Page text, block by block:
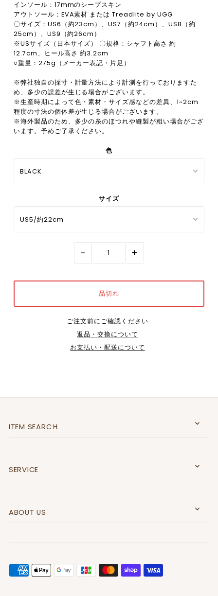
インソール：17mmのシープスキン
アウトソール：EVA素材 または Treadlite by UGG
〇サイズ：US6（約23cm）、US7（約24cm）、US8（約
25cm）、US9（約26cm）
※USサイズ（日本サイズ） 〇規格：シャフト高さ 約
12.7cm、ヒール高さ 約3.2cm
○重量：275g（メーカー表記・片足）
※弊社独自の採寸・計量方法により計測を行っておりますた
め、多少の誤差が生じる場合がございます。
※生産時期によって色・素材・サイズ感などの差異、1~2cm
程度の寸法の個体差が生じる場合がございます。
※海外製品のため、多少の糸のほつれや縫製が粗い場合がござ
います。予めご了承ください。
色
サイズ
- +
ご注文前にご確認ください
返品・交換について
お支払い・配送について
ITEM SEARCＨ
SERVICE
ABOUT US